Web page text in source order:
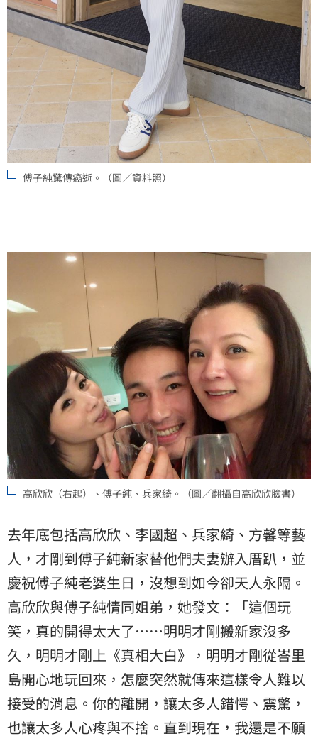
傅子純驚傳癌逝。（圖／資料照）
高欣欣（右起）、傅子純、兵家綺。（圖／翻攝自高欣欣臉書）
去年底包括高欣欣、 李國超 、兵家綺、方馨等藝
人，才剛到傅子純新家替他們夫妻辦入厝趴，並
慶祝傅子純老婆生日，沒想到如今卻天人永隔。
高欣欣與傅子純情同姐弟，她發文：「這個玩
笑，真的開得太大了……明明才剛搬新家沒多
久，明明才剛上《真相大白》，明明才剛從峇里
島開心地玩回來，怎麼突然就傳來這樣令人難以
接受的消息。你的離開，讓太多人錯愕、震驚，
也讓太多人心疼與不捨。直到現在，我還是不願